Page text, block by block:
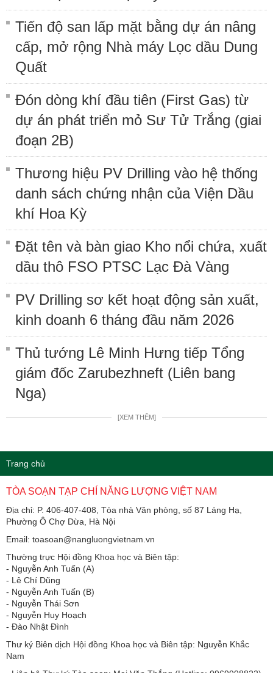
Tiến độ san lấp mặt bằng dự án nâng
cấp, mở rộng Nhà máy Lọc dầu Dung
Quất
Đón dòng khí đầu tiên (First Gas) từ
dự án phát triển mỏ Sư Tử Trắng (giai
đoạn 2B)
Thương hiệu PV Drilling vào hệ thống
danh sách chứng nhận của Viện Dầu
khí Hoa Kỳ
Đặt tên và bàn giao Kho nổi chứa, xuất
dầu thô FSO PTSC Lạc Đà Vàng
PV Drilling sơ kết hoạt động sản xuất,
kinh doanh 6 tháng đầu năm 2026
Thủ tướng Lê Minh Hưng tiếp Tổng
giám đốc Zarubezhneft (Liên bang
Nga)
[XEM THÊM]
Trang chủ
TÒA SOẠN TẠP CHÍ NĂNG LƯỢNG VIỆT NAM
Địa chỉ: P. 406-407-408, Tòa nhà Văn phòng, số 87 Láng Hạ,
Phường Ô Chợ Dừa, Hà Nội
Email: toasoan@nangluongvietnam.vn
Thường trực Hội đồng Khoa học và Biên tập:
​​​​​​- Nguyễn Anh Tuấn (A)
- Lê Chí Dũng
- Nguyễn Anh Tuấn (B)
- Nguyễn Thái Sơn
- Nguyễn Huy Hoạch
- Đào Nhật Đình
Thư ký Biên dịch Hội đồng Khoa học và Biên tập: Nguyễn Khắc
Nam